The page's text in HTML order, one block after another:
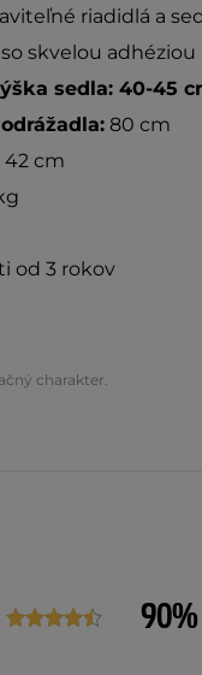
riadidlá a
skvelou adhéziou
sedla: 40-45
80 cm
42 cm
od 3 rokov
charakter.
90%